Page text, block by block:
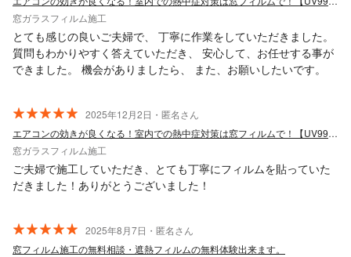
する場合はお願いさせていただきたいです。
窓ガラスフィルム施工
とても感じの良いご夫婦で、 丁寧に作業をしていただきました。
質問もわかりやすく答えていただき、 安心して、お任せする事が
できました。 機会がありましたら、 また、お願いしたいです。
2025年12月2日・匿名さん
エアコンの効きが良くなる！室内での熱中症対策は窓フィルムで！【UV99%カット】
窓ガラスフィルム施工
ご夫婦で施工していただき、とても丁寧にフィルムを貼っていた
だきました！ありがとうございました！
2025年8月7日・匿名さん
窓フィルム施工の無料相談・遮熱フィルムの無料体験出来ます。